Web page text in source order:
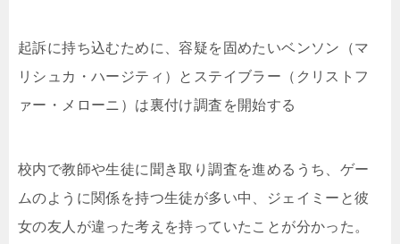
起訴に持ち込むために、容疑を固めたいベンソン（マ
リシュカ・ハージティ）とステイブラー（クリストフ
ァー・メローニ）は裏付け調査を開始する
校内で教師や生徒に聞き取り調査を進めるうち、ゲー
ムのように関係を持つ生徒が多い中、ジェイミーと彼
女の友人が違った考えを持っていたことが分かった。